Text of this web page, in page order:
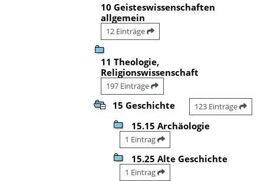
10 Geisteswissenschaften
allgemein
12 Einträge
11 Theologie,
Religionswissenschaft
197 Einträge
15 Geschichte 123 Einträge
15.15 Archäologie
1 Eintrag
15.25 Alte Geschichte
1 Eintrag